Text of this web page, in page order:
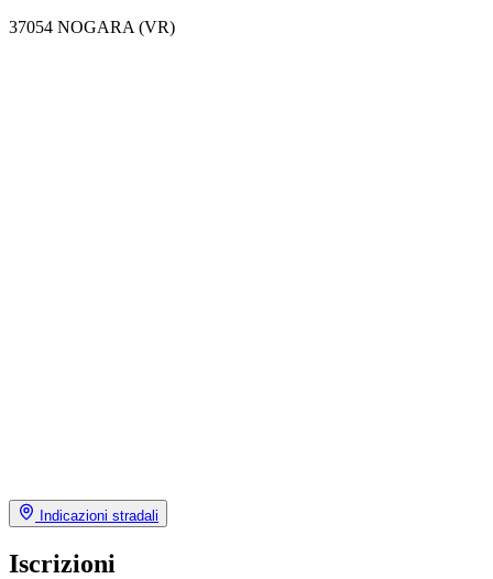
37054 NOGARA (VR)
Indicazioni stradali
Iscrizioni